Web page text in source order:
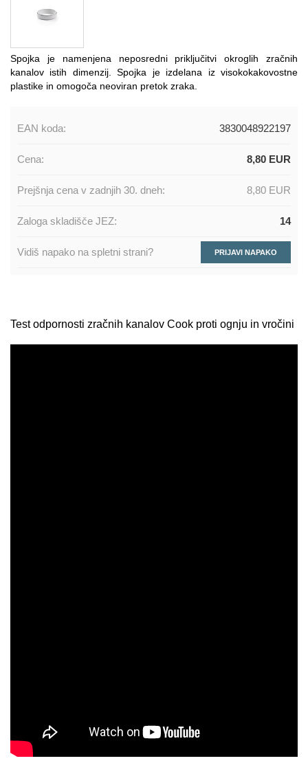
Spojka je namenjena neposredni priključitvi okroglih zračnih
kanalov istih dimenzij. Spojka je izdelana iz visokokakovostne
plastike in omogoča neoviran pretok zraka.
EAN koda: 3830048922197
Cena: 8,80 EUR
Prejšnja cena v zadnjih 30. dneh: 8,80 EUR
Zaloga skladišče JEZ: 14
Vidiš napako na spletni strani? PRIJAVI NAPAKO
Test odpornosti zračnih kanalov Cook proti ognju in vročini